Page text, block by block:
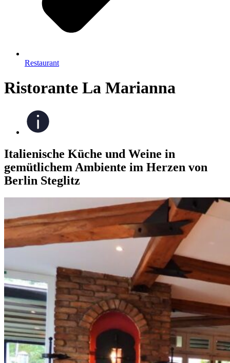
Restaurant
Ristorante La Marianna
Italienische Küche und Weine in
gemütlichem Ambiente im Herzen von
Berlin Steglitz